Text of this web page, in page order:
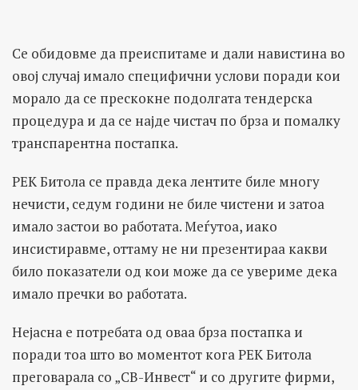
Се обидовме да преиспитаме и дали навистина во
овој случај имало специфични услови поради кои
морало да се прескокне подолгата тендерска
процедура и да се најде чистач по брза и помалку
транспарентна постапка.
РЕК Битола се правда дека лентите биле многу
нечисти, седум години не биле чистени и затоа
имало застои во работата. Меѓутоа, иако
инсистиравме, оттаму не ни презентираа какви
било показатели од кои може да се увериме дека
имало пречки во работата.
Нејасна е потребата од оваа брза постапка и
поради тоа што во моментот кога РЕК Битола
преговарала со „СВ-Инвест“ и со другите фирми,